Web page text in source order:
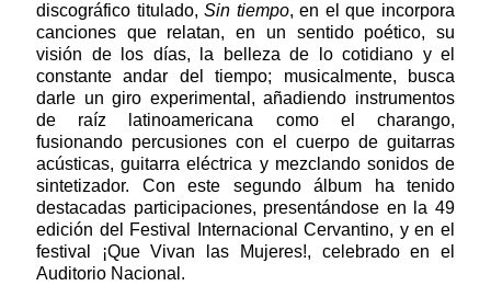
discográfico titulado,Sin tiempo, en el que incorpora
canciones que relatan, en un sentido poético, su
visión de los días, la belleza de lo cotidiano y el
constante andar del tiempo; musicalmente, busca
darle un giro experimental, añadiendo instrumentos
de raíz latinoamericana como el charango,
fusionando percusiones con el cuerpo de guitarras
acústicas, guitarra eléctrica y mezclando sonidos de
sintetizador. Con este segundo álbum ha tenido
destacadas participaciones, presentándose en la 49
edición del Festival Internacional Cervantino, y en el
festival ¡Que Vivan las Mujeres!, celebrado en el
Auditorio Nacional.